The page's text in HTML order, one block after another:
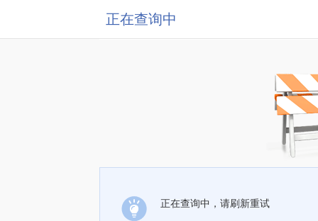
正在查询中
正在查询中，请刷新重试